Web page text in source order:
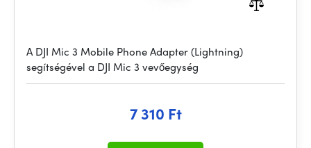
A DJI Mic 3 Mobile Phone Adapter (Lightning)
segítségével a DJI Mic 3 vevőegység
7 310 Ft